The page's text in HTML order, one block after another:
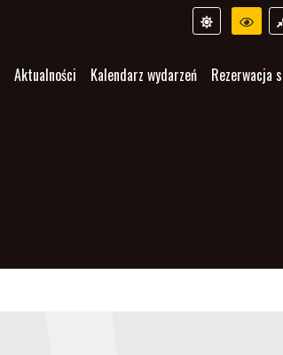
Aktualności Kalendarz wydarzeń Rezerwacja